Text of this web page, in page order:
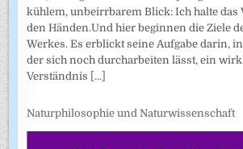
kühlem, unbeirrbarem Blick: Ich halte das
den Händen.Und hier beginnen die Ziele
Werkes. Es erblickt seine Aufgabe darin,
der sich noch durcharbeiten lässt, ein
Verständnis [...]
Naturphilosophie und Naturwissenschaft